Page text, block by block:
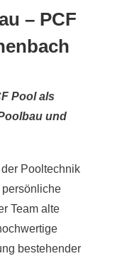
– PCF
Pool als
und
Pooltechnik
Team alte
bestehender